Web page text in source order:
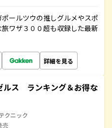
ールツウの推しグルメやスポ
ワザ３００超も収録した最新
詳細を見る
ルス ランキング＆お得な
クニック
売